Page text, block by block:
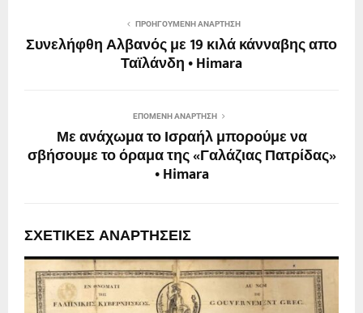
ΠΡΟΗΓΟΎΜΕΝΗ ΑΝΆΡΤΗΣΗ
Συνελήφθη Αλβανός με 19 κιλά κάνναβης απο
Ταϊλάνδη • Himara
ΕΠΌΜΕΝΗ ΑΝΆΡΤΗΣΗ
Με ανάχωμα το Ισραήλ μπορούμε να
σβήσουμε το όραμα της «Γαλάζιας Πατρίδας»
• Himara
ΣΧΕΤΙΚΈΣ ΑΝΑΡΤΉΣΕΙΣ